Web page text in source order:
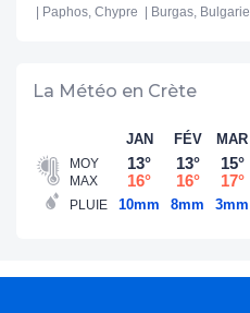
Paphos, Chypre
Burgas, Bulgarie
La Météo en Crète
MOY
MAX
PLUIE
JAN
13°
16°
10mm
FÉV
13°
16°
8mm
MAR
15°
17°
3mm